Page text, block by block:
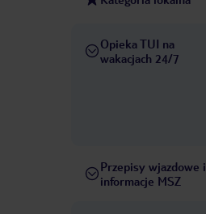
Opieka TUI na
wakacjach 24/7
Przepisy wjazdowe i
informacje MSZ